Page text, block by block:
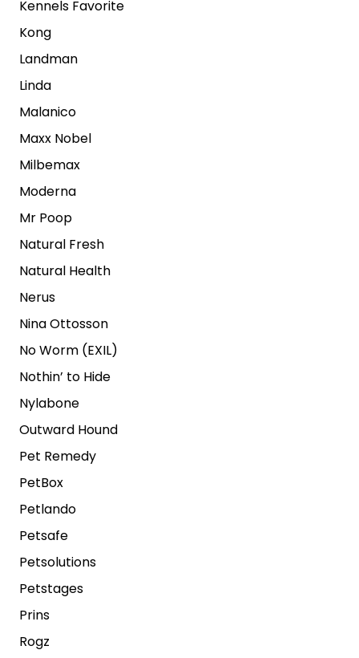
Kennels Favorite
Kong
Landman
Linda
Malanico
Maxx Nobel
Milbemax
Moderna
Mr Poop
Natural Fresh
Natural Health
Nerus
Nina Ottosson
No Worm (EXIL)
Nothin’ to Hide
Nylabone
Outward Hound
Pet Remedy
PetBox
Petlando
Petsafe
Petsolutions
Petstages
Prins
Rogz